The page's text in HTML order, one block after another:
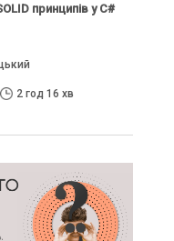
принципів у C#
2 год 16 хв